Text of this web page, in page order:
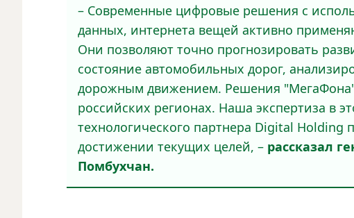
– Современные цифровые решения с
данных, интернета вещей активно
Они позволяют точно прогнозировать
состояние автомобильных дорог,
дорожным движением. Решения "МегаФона"
российских регионах. Наша экспертиза в
технологического партнера Digital Holding
достижении текущих целей, – рассказал
Помбухчан.